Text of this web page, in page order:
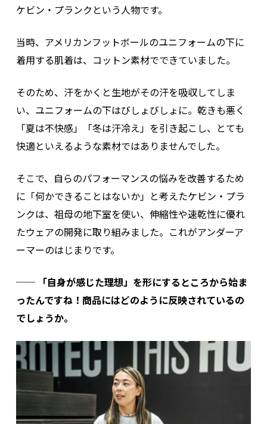
ケビン・プランクという人物です。
当時、アメリカンフットボールのユニフォームの下に
着用する肌着は、コットン素材でできていました。
そのため、汗をかくと生地がその汗を吸収してしま
い、ユニフォームの下はびしょびしょに。乾きも悪く
「夏は不快感」「冬は汗冷え」を引き起こし、とても
快適といえるような素材ではありませんでした。
そこで、自らのパフォーマンスの悩みを改善するため
に「何かできることはないか」と考えたケビン・プラ
ンクは、祖母の地下室を使い、伸縮性や速乾性に優れ
たウェアの開発に取り組みました。これがアンダーア
ーマーのはじまりです。
── 「自身が感じた理想」を形にするところから始ま
ったんですね！商品にはどのように反映されているの
でしょうか。